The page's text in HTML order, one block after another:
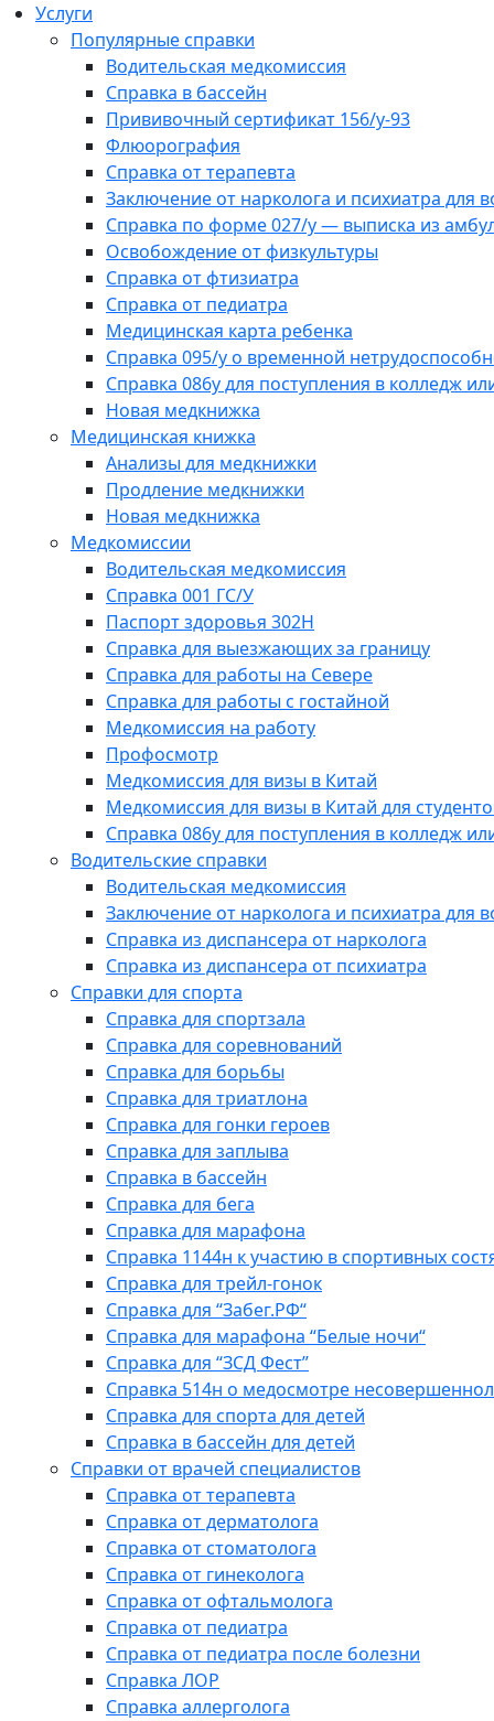
Услуги
Популярные справки
Водительская медкомиссия
Справка в бассейн
Прививочный сертификат 156/у-93
Флюорография
Справка от терапевта
Заключение от нарколога и психиатра для
Справка по форме 027/у — выписка из
Освобождение от физкультуры
Справка от фтизиатра
Справка от педиатра
Медицинская карта ребенка
Справка 095/у о временной
Справка 086у для поступления в колледж
Новая медкнижка
Медицинская книжка
Анализы для медкнижки
Продление медкнижки
Новая медкнижка
Медкомиссии
Водительская медкомиссия
Справка 001 ГС/У
Паспорт здоровья 302Н
Справка для выезжающих за границу
Справка для работы на Севере
Справка для работы с гостайной
Медкомиссия на работу
Профосмотр
Медкомиссия для визы в Китай
Медкомиссия для визы в Китай для
Справка 086у для поступления в колледж
Водительские справки
Водительская медкомиссия
Заключение от нарколога и психиатра для
Справка из диспансера от нарколога
Справка из диспансера от психиатра
Справки для спорта
Справка для спортзала
Справка для соревнований
Справка для борьбы
Справка для триатлона
Справка для гонки героев
Справка для заплыва
Справка в бассейн
Справка для бега
Справка для марафона
Справка 1144н к участию в спортивных
Справка для трейл-гонок
Справка для “Забег.РФ“
Справка для марафона “Белые ночи“
Справка для “ЗСД Фест”
Справка 514н о медосмотре
Справка для спорта для детей
Справка в бассейн для детей
Справки от врачей специалистов
Справка от терапевта
Справка от дерматолога
Справка от стоматолога
Справка от гинеколога
Справка от офтальмолога
Справка от педиатра
Справка от педиатра после болезни
Справка ЛОР
Справка аллерголога